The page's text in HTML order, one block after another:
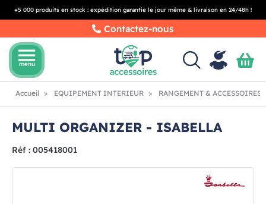
+5 000 produits en stock : expédition garantie le jour même & livraison en 24/48h !
Contactez-nous
menu
menu
Accueil EQUIPEMENT INTERIEUR RANGEMENT &
MULTI ORGANIZER - ISABELLA
Réf : 005418001